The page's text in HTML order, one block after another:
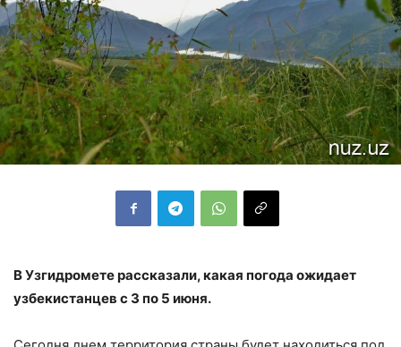
В Узгидромете рассказали, какая погода ожидает
узбекистанцев с 3 по 5 июня.